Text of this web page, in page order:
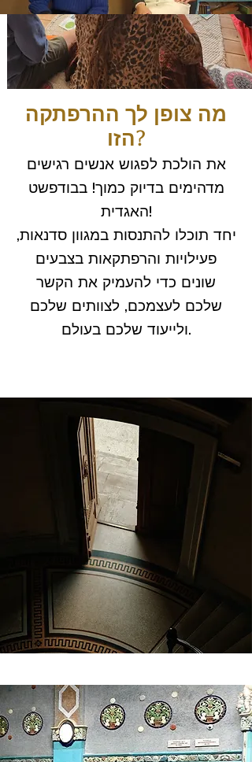
את הולכת לפגוש אנשים רגישים
מדהימים בדיוק כמוך! בבודפשט
האגדית!
יחד תוכלו להתנסות במגוון סדנאות,
פעילויות והרפתקאות בצבעים
שונים כדי להעמיק את הקשר
שלכם לעצמכם, לצוותים שלכם
ולייעוד שלכם בעולם.
מה צופן לך ההרפתקה
הזו?